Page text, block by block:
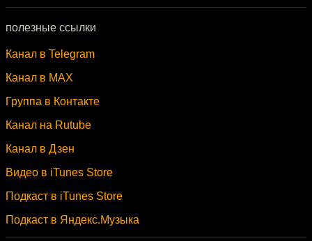
полезные ссылки
Канал в Telegram
Канал в MAX
Группа в Контакте
Канал на Rutube
Канал в Дзен
Видео в iTunes Store
Подкаст в iTunes Store
Подкаст в Яндекс.Музыка